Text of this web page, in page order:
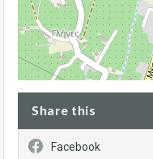
Share this
Facebook